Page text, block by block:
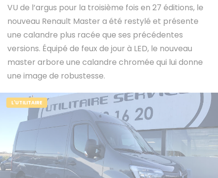
Fourgons Camionnettes
Bennes, plateaux
spécifiques
Caisses grands volumes Frigorifiques
VU de l’argus pour la troisième fois en 27 éditions, le
nouveau Renault Master a été restylé et présente
une calandre plus racée que ses précédentes
versions. Équipé de feux de jour à LED, le nouveau
master arbore une calandre chromée qui lui donne
une image de robustesse.
L'UTILITAIRE